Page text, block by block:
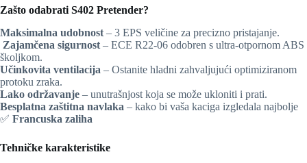
Zašto odabrati S402 Pretender?
Maksimalna udobnost – 3 EPS veličine za precizno pristajanje.
Zajamčena sigurnost – ECE R22-06 odobren s ultra-otpornom ABS
školjkom.
Učinkovita ventilacija – Ostanite hladni zahvaljujući optimiziranom
protoku zraka.
Lako održavanje – unutrašnjost koja se može ukloniti i prati.
Besplatna zaštitna navlaka – kako bi vaša kaciga izgledala najbolje
✅ Francuska zaliha
Tehničke karakteristike